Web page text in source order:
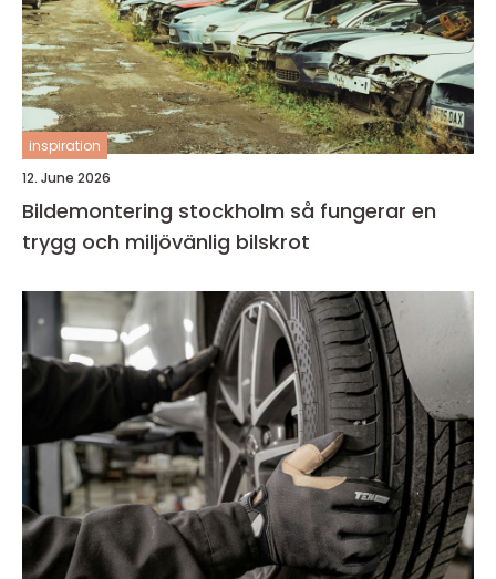
inspiration
12. June 2026
Bildemontering stockholm så fungerar en
trygg och miljövänlig bilskrot